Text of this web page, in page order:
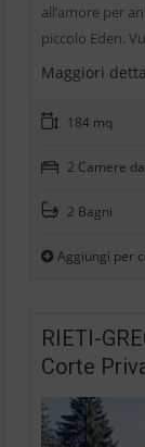
all’amore per
piccolo Eden.
Maggiori
184 mq
2 Camere
2 Bagni
Aggiungi per
RIETI-
Corte